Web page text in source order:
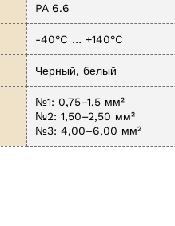
PA 6.6
-40°C … +140°C
Черный, белый
№1: 0,75–1,5 мм²
№2: 1,50–2,50 мм²
№3: 4,00–6,00 мм²